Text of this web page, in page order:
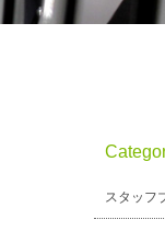
スタッフ